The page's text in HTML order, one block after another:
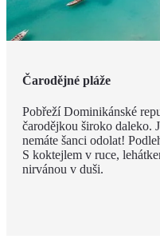
Čarodějné pláže
Pobřeží Dominikánské
čarodějkou široko daleko.
nemáte šanci odolat!
S koktejlem v ruce,
nirvánou v duši.